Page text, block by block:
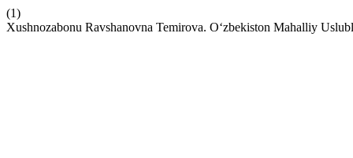
(1)
Xushnozabonu Ravshanovna Temirova. O‘zbekiston Mahalliy